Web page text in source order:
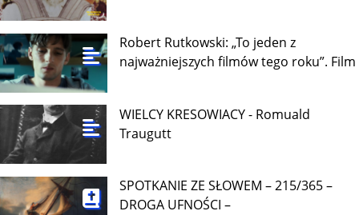
Robert Rutkowski: „To jeden z
najważniejszych filmów tego roku”. Film
WIELCY KRESOWIACY - Romuald
Traugutt
SPOTKANIE ZE SŁOWEM – 215/365 –
DROGA UFNOŚCI –